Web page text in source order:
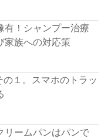
有！シャンプー治療
家族への対応策
１。スマホのトラッ
リームパンはパンで